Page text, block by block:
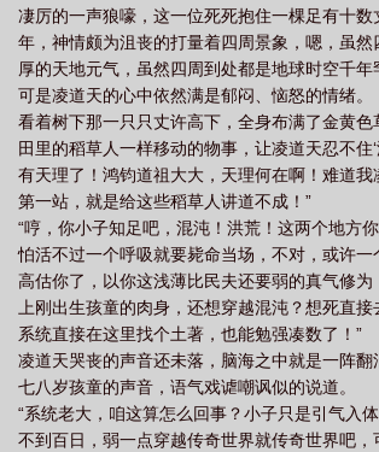
凄厉的一声狼嚎，这一位死死抱住一棵足有十数
年，神情颇为沮丧的打量着四周景象，嗯，虽然
厚的天地元气，虽然四周到处都是地球时空千年
可是凌道天的心中依然满是郁闷、恼怒的情绪。
看着树下那一只只丈许高下，全身布满了金黄色
田里的稻草人一样移动的物事，让凌道天忍不住‘
有天理了！鸿钧道祖大大，天理何在啊！难道我
第一站，就是给这些稻草人讲道不成！”
“哼，你小子知足吧，混沌！洪荒！这两个地方
怕活不过一个呼吸就要毙命当场，不对，或许一
高估你了，以你这浅薄比民夫还要弱的真气修为
上刚出生孩童的肉身，还想穿越混沌？想死直
系统直接在这里找个土著，也能勉强凑数了！”
凌道天哭丧的声音还未落，脑海之中就是一阵翻
七八岁孩童的声音，语气戏谑嘲讽似的说道。
“系统老大，咱这算怎么回事？小子只是引气入
不到百日，弱一点穿越传奇世界就传奇世界吧，